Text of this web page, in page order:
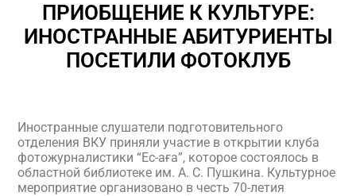
ПРИОБЩЕНИЕ К КУЛЬТУРЕ:
ИНОСТРАННЫЕ АБИТУРИЕНТЫ
ПОСЕТИЛИ ФОТОКЛУБ
Иностранные слушатели подготовительного
отделения ВКУ приняли участие в открытии клуба
фотожурналистики “Ес-аға”, которое состоялось в
областной библиотеке им. А. С. Пушкина. Культурное
мероприятие организовано в честь 70-летия